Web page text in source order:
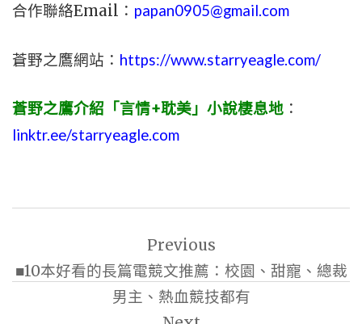
合作聯絡Email： papan0905@gmail.com
蒼野之鷹網站： https://www.starryeagle.com/
蒼野之鷹介紹「言情+耽美」小說棲息地 ：
linktr.ee/starryeagle.com
導
Previous
■10本好看的長篇電競文推薦：校園、甜寵、總裁
男主、熱血競技都有